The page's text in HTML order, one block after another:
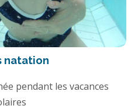
natation
pendant les vacances